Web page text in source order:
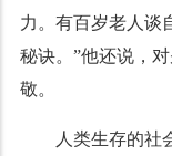
力。有百岁老人谈
秘诀。”他还说，
敬。
人类生存的社